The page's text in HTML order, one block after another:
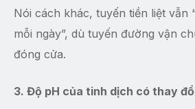
Nói cách khác, tuyến tiền liệt vẫn
mỗi ngày”, dù tuyến đường vận
đóng cửa.
3. Độ pH của tinh dịch có thay